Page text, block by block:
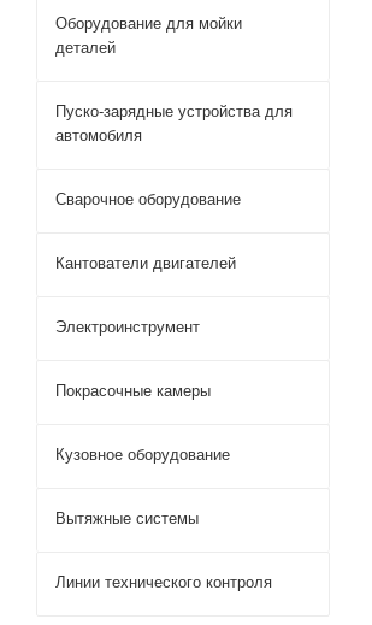
Оборудование для мойки
деталей
Пуско-зарядные устройства для
автомобиля
Сварочное оборудование
Кантователи двигателей
Электроинструмент
Покрасочные камеры
Кузовное оборудование
Вытяжные системы
Линии технического контроля